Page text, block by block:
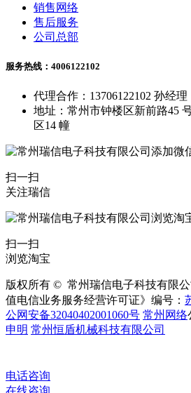
销售网络
售后服务
公司总部
服务热线：4006122102
代理合作：13706122102 孙经理
地址：常州市钟楼区新前路45
区14 幢
扫一扫
关注瑞信
扫一扫
浏览淘宝
版权所有 © 常州瑞信电子科技有限
值电信业务服务经营许可证》编号：
公网安备32040402001060号 常州网络
申明 常州恒盾机械科技有限公司
电话咨询
在线咨询